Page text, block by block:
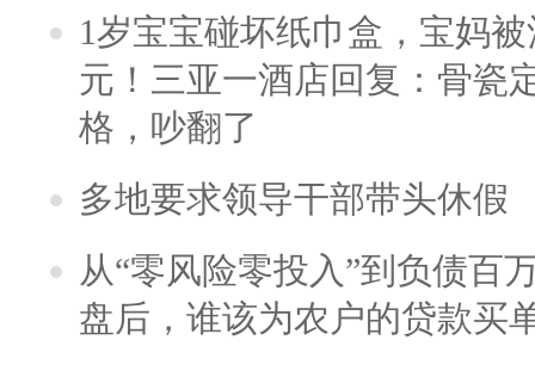
1岁宝宝碰坏纸巾盒，宝妈
元！三亚一酒店回复：骨瓷
格，吵翻了
多地要求领导干部带头休假
从“零风险零投入”到负债百
盘后，谁该为农户的贷款买